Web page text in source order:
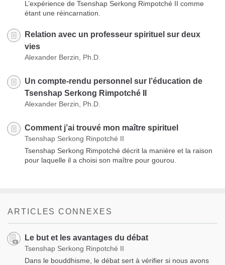
L’expérience de Tsenshap Serkong Rimpotché II comme
étant une réincarnation.
Relation avec un professeur spirituel sur deux
vies
Alexander Berzin, Ph.D.
Un compte-rendu personnel sur l’éducation de
Tsenshap Serkong Rimpotché II
Alexander Berzin, Ph.D.
Comment j’ai trouvé mon maître spirituel
Tsenshap Serkong Rinpotché II
Tsenshap Serkong Rimpotché décrit la manière et la raison
pour laquelle il a choisi son maître pour gourou.
ARTICLES CONNEXES
Le but et les avantages du débat
Tsenshap Serkong Rinpotché II
Dans le bouddhisme, le débat sert à vérifier si nous avons